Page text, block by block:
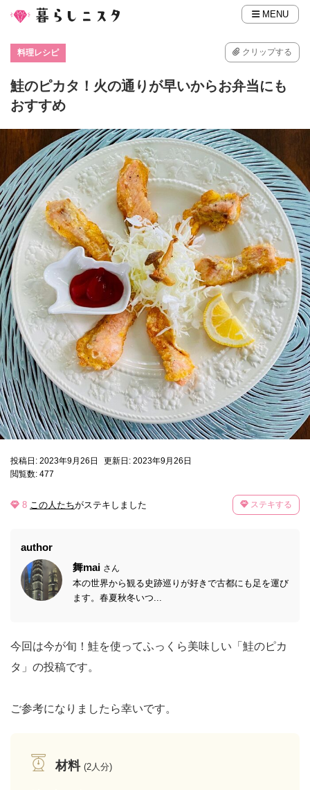
MENU
料理レシピ クリップする
鮭のピカタ！火の通りが早いからお弁当にも
おすすめ
投稿日: 2023年9月26日
更新日: 2023年9月26日
閲覧数: 477
8 この人たちがステキしました ステキする
author
舞mai さん
本の世界から観る史跡巡りが好きで古都にも足を運び
ます。春夏秋冬いつ...
今回は今が旬！鮭を使ってふっくら美味しい「鮭のピカ
タ」の投稿です。
ご参考になりましたら幸いです。
材料 (2人分)